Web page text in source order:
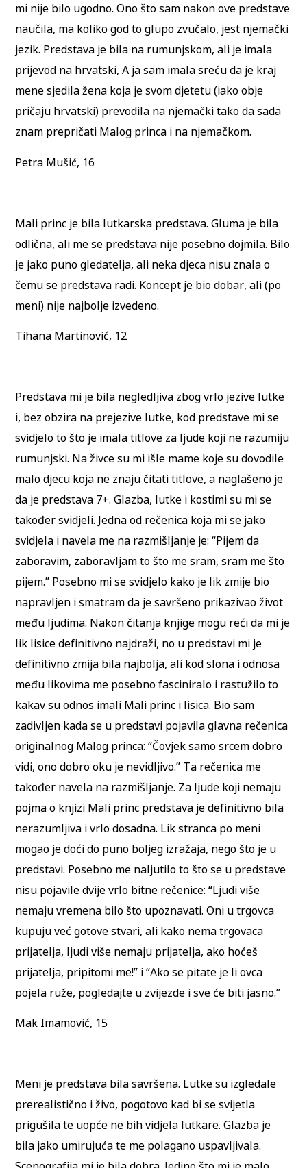
mi nije bilo ugodno. Ono što sam nakon ove predstave
naučila, ma koliko god to glupo zvučalo, jest njemački
jezik. Predstava je bila na rumunjskom, ali je imala
prijevod na hrvatski, A ja sam imala sreću da je kraj
mene sjedila žena koja je svom djetetu (iako obje
pričaju hrvatski) prevodila na njemački tako da sada
znam prepričati Malog princa i na njemačkom.
Petra Mušić, 16
Mali princ je bila lutkarska predstava. Gluma je bila
odlična, ali me se predstava nije posebno dojmila. Bilo
je jako puno gledatelja, ali neka djeca nisu znala o
čemu se predstava radi. Koncept je bio dobar, ali (po
meni) nije najbolje izvedeno.
Tihana Martinović, 12
Predstava mi je bila negledljiva zbog vrlo jezive lutke
i, bez obzira na prejezive lutke, kod predstave mi se
svidjelo to što je imala titlove za ljude koji ne razumiju
rumunjski. Na živce su mi išle mame koje su dovodile
malo djecu koja ne znaju čitati titlove, a naglašeno je
da je predstava 7+. Glazba, lutke i kostimi su mi se
također svidjeli. Jedna od rečenica koja mi se jako
svidjela i navela me na razmišljanje je: “Pijem da
zaboravim, zaboravljam to što me sram, sram me što
pijem.” Posebno mi se svidjelo kako je lik zmije bio
napravljen i smatram da je savršeno prikazivao život
među ljudima. Nakon čitanja knjige mogu reći da mi je
lik lisice definitivno najdraži, no u predstavi mi je
definitivno zmija bila najbolja, ali kod slona i odnosa
među likovima me posebno fasciniralo i rastužilo to
kakav su odnos imali Mali princ i lisica. Bio sam
zadivljen kada se u predstavi pojavila glavna rečenica
originalnog Malog princa: “Čovjek samo srcem dobro
vidi, ono dobro oku je nevidljivo.” Ta rečenica me
također navela na razmišljanje. Za ljude koji nemaju
pojma o knjizi Mali princ predstava je definitivno bila
nerazumljiva i vrlo dosadna. Lik stranca po meni
mogao je doći do puno boljeg izražaja, nego što je u
predstavi. Posebno me naljutilo to što se u predstave
nisu pojavile dvije vrlo bitne rečenice: “Ljudi više
nemaju vremena bilo što upoznavati. Oni u trgovca
kupuju već gotove stvari, ali kako nema trgovaca
prijatelja, ljudi više nemaju prijatelja, ako hoćeš
prijatelja, pripitomi me!” i “Ako se pitate je li ovca
pojela ruže, pogledajte u zvijezde i sve će biti jasno.”
Mak Imamović, 15
Meni je predstava bila savršena. Lutke su izgledale
prerealistično i živo, pogotovo kad bi se svijetla
prigušila te uopće ne bih vidjela lutkare. Glazba je
bila jako umirujuća te me polagano uspavljivala.